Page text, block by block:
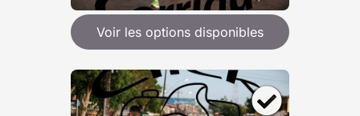
Voir les options disponibles